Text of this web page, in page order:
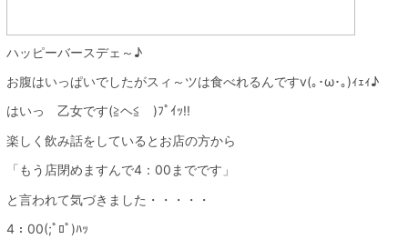
ハッピーバースデェ～♪
お腹はいっぱいでしたがスィ～ツは食べれるんですv(｡･ω･｡)ｨｪｨ♪
はいっ 乙女です(≧ヘ≦ )ﾌﾟｲｯ!!
楽しく飲み話をしているとお店の方から
「もう店閉めますんで4：00までです」
と言われて気づきました・・・・・
4：00(;ﾟﾛﾟ)ﾊｯ